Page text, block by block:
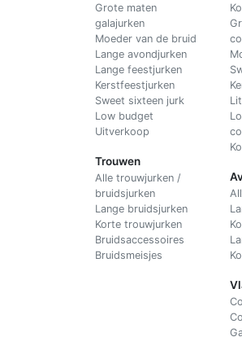
Grote maten
galajurken
Moeder van de bruid
Lange avondjurken
Lange feestjurken
Kerstfeestjurken
Sweet sixteen jurk
Low budget
Uitverkoop
Trouwen
Alle trouwjurken /
bruidsjurken
Lange bruidsjurken
Korte trouwjurken
Bruidsaccessoires
Bruidsmeisjes